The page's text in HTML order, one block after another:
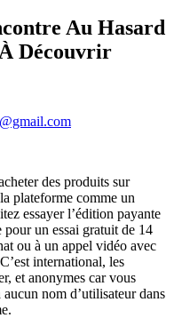
Au Hasard
Découvrir
des produits sur
plateforme comme un
essayer l’édition payante
un essai gratuit de 14
ou à un appel vidéo avec
international, les
et anonymes car vous
nom d’utilisateur dans